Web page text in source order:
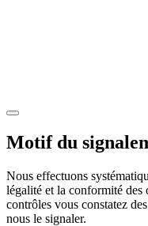
Motif du
Nous effectuons
légalité et la conformité des
contrôles vous constatez
nous le signaler.